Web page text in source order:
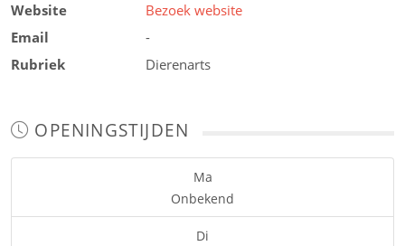
Website
Bezoek website
Email
-
Rubriek
Dierenarts
OPENINGSTIJDEN
Ma
Onbekend
Di